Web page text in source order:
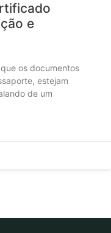
e
os documentos
estejam
de um